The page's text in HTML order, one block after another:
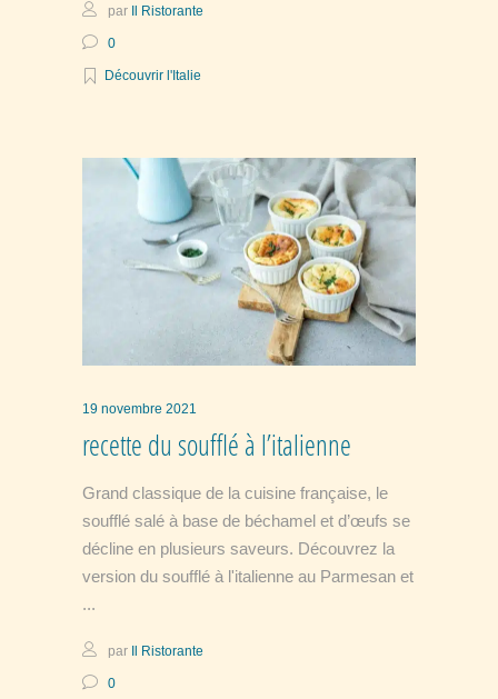
par Il Ristorante
0
Découvrir l'Italie
19 novembre 2021
recette du soufflé à l’italienne
Grand classique de la cuisine française, le
soufflé salé à base de béchamel et d’œufs se
décline en plusieurs saveurs. Découvrez la
version du soufflé à l'italienne au Parmesan et
par Il Ristorante
0